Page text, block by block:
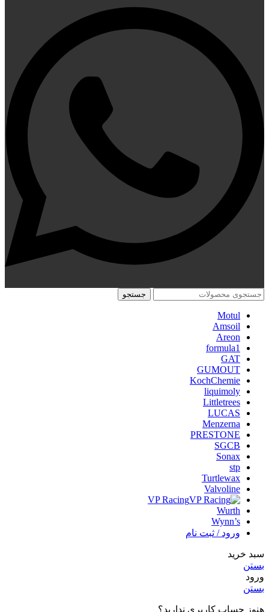
جستجو
Motul
Amsoil
Areon
formula1
GAT
GUMOUT
KochChemie
liquimoly
Littletrees
LUCAS
Menzerna
PRESTONE
SGCB
Sonax
stp
Turtlewax
Valvoline
VP Racing
Wurth
Wynn’s
ورود / ثبت نام
سبد خرید
بستن
ورود
بستن
هنوز حساب کاربری ندارید؟